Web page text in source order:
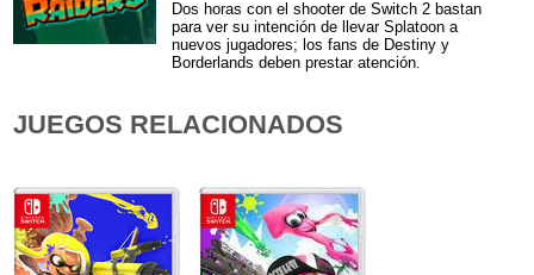
Dos horas con el shooter de Switch 2 bastan
para ver su intención de llevar Splatoon a
nuevos jugadores; los fans de Destiny y
Borderlands deben prestar atención.
JUEGOS RELACIONADOS